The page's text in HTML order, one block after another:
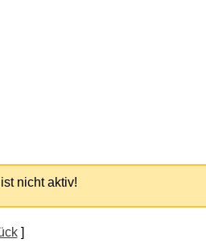
nicht aktiv!
]